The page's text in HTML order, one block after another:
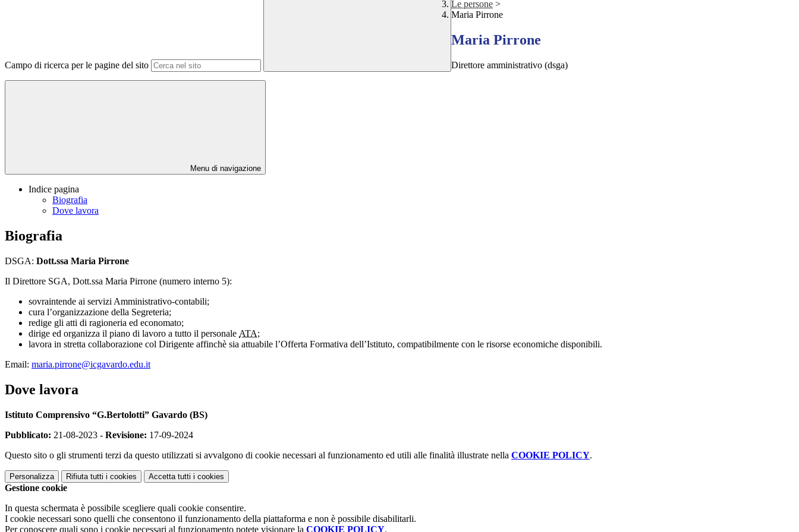
Campo di ricerca per le pagine del sito
Le persone >
Maria Pirrone
Maria Pirrone
Direttore amministrativo (dsga)
Menu di navigazione
Indice pagina
Biografia
Dove lavora
Biografia
DSGA: Dott.ssa Maria Pirrone
Il Direttore SGA, Dott.ssa Maria Pirrone (numero interno 5):
sovraintende ai servizi Amministrativo-contabili;
cura l’organizzazione della Segreteria;
redige gli atti di ragioneria ed economato;
dirige ed organizza il piano di lavoro a tutto il personale ATA;
lavora in stretta collaborazione col Dirigente affinchè sia attuabile l’Offerta Formativa dell’Istituto, compatibilmente con le risorse economiche disponibili.
Email: maria.pirrone@icgavardo.edu.it
Dove lavora
Istituto Comprensivo “G.Bertolotti” Gavardo (BS)
Pubblicato: 21-08-2023 - Revisione: 17-09-2024
Questo sito o gli strumenti terzi da questo utilizzati si avvalgono di cookie necessari al funzionamento ed utili alle finalità illustrate nella COOKIE POLICY.
Personalizza Rifiuta tutti i cookies Accetta tutti i cookies
Gestione cookie
In questa schermata è possibile scegliere quali cookie consentire.
I cookie necessari sono quelli che consentono il funzionamento della piattaforma e non è possibile disabilitarli.
Per conoscere quali sono i cookie necessari al funzionamento potete visionare la COOKIE POLICY.